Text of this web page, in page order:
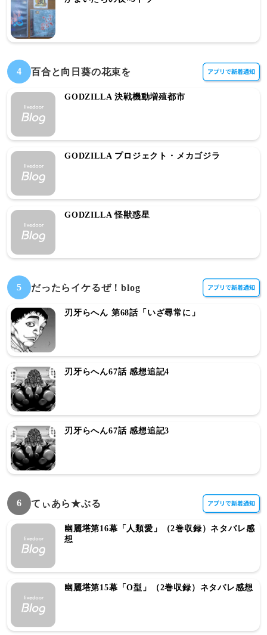
4 百合と向日葵の花束を
GODZILLA 決戦機動増殖都市
GODZILLA プロジェクト・メカゴジラ
GODZILLA 怪獣惑星
5 だったらイケるぜ！blog
刃牙らへん 第68話「いざ尋常に」
刃牙らへん67話 感想追記4
刃牙らへん67話 感想追記3
6 てぃあら★ぶる
幽麗塔第16幕「人類愛」（2巻収録）ネタバレ感
想
幽麗塔第15幕「O型」（2巻収録）ネタバレ感想